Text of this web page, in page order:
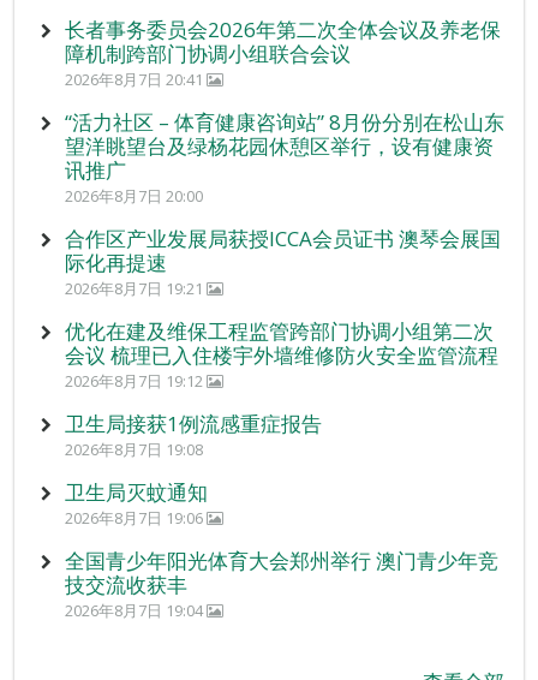
长者事务委员会2026年第二次全体会议及养老保
障机制跨部门协调小组联合会议
2026年8月7日 20:41
“活力社区 – 体育健康咨询站” 8月份分别在松山东
望洋眺望台及绿杨花园休憩区举行，设有健康资
讯推广
2026年8月7日 20:00
合作区产业发展局获授ICCA会员证书 澳琴会展国
际化再提速
2026年8月7日 19:21
优化在建及维保工程监管跨部门协调小组第二次
会议 梳理已入住楼宇外墙维修防火安全监管流程
2026年8月7日 19:12
卫生局接获1例流感重症报告
2026年8月7日 19:08
卫生局灭蚊通知
2026年8月7日 19:06
全国青少年阳光体育大会郑州举行 澳门青少年竞
技交流收获丰
2026年8月7日 19:04